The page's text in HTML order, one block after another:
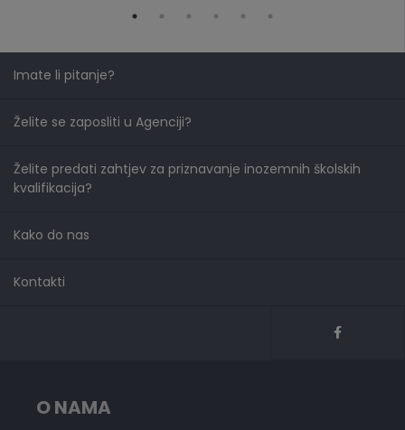
Imate li pitanje?
Želite se zaposliti u Agenciji?
Želite predati zahtjev za priznavanje inozemnih školskih
kvalifikacija?
Kako do nas
Kontakti
O NAMA